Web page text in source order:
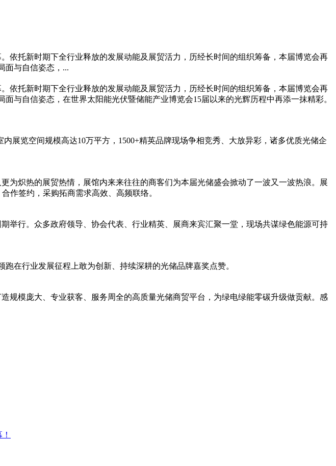
依托新时期下全行业释放的发展动能及展贸活力，历经长时间的组织筹备，本届博览会再
面与自信姿态，...
依托新时期下全行业释放的发展动能及展贸活力，历经长时间的组织筹备，本届博览会再
与自信姿态，在世界太阳能光伏暨储能产业博览会15届以来的光辉历程中再添一抹精彩。
展览空间规模高达10万平方，1500+精英品牌现场争相竞秀、大放异彩，诸多优质光储企
为炽热的展贸热情，展馆内来来往往的商客们为本届光储盛会掀动了一波又一波热浪。展
作签约，采购拓商需求高效、高频联络。
举行。众多政府领导、协会代表、行业精英、展商来宾汇聚一堂，现场共谋绿色能源可持
在行业发展征程上敢为创新、持续深耕的光储品牌嘉奖点赞。
规模庞大、专业获客、服务周全的高质量光储商贸平台，为绿电绿能零碳升级做贡献。感